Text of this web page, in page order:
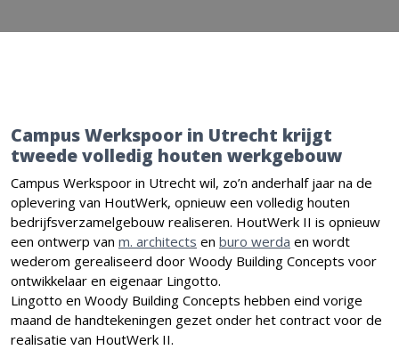
Campus Werkspoor in Utrecht krijgt
tweede volledig houten werkgebouw
Campus Werkspoor in Utrecht wil, zo’n anderhalf jaar na de
oplevering van HoutWerk, opnieuw een volledig houten
bedrijfsverzamelgebouw realiseren. HoutWerk II is opnieuw
een ontwerp van m. architects en buro werda en wordt
wederom gerealiseerd door Woody Building Concepts voor
ontwikkelaar en eigenaar Lingotto.
Lingotto en Woody Building Concepts hebben eind vorige
maand de handtekeningen gezet onder het contract voor de
realisatie van HoutWerk II.